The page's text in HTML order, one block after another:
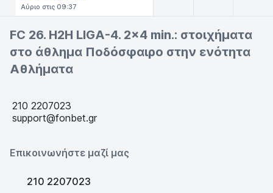
Αύριο στις 09:37
FC 26. H2H LIGA-4. 2x4 min.: στοιχήματα
στο άθλημα Ποδόσφαιρο στην ενότητα
Αθλήματα
210 2207023
support@fonbet.gr
Επικοινωνήστε μαζί μας
210 2207023